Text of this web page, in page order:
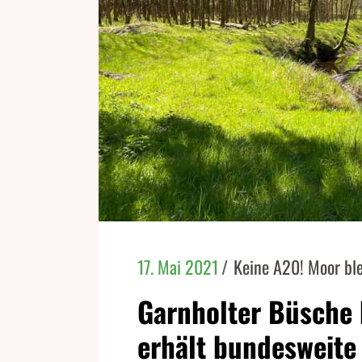
17. Mai 2021 Keine A20! Moor
Garnholter
erhält